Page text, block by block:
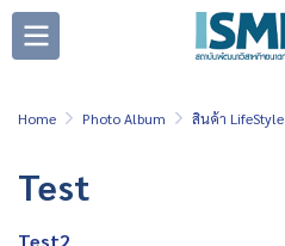
Home Photo Album สินค้า LifeStyle
Test
Test2